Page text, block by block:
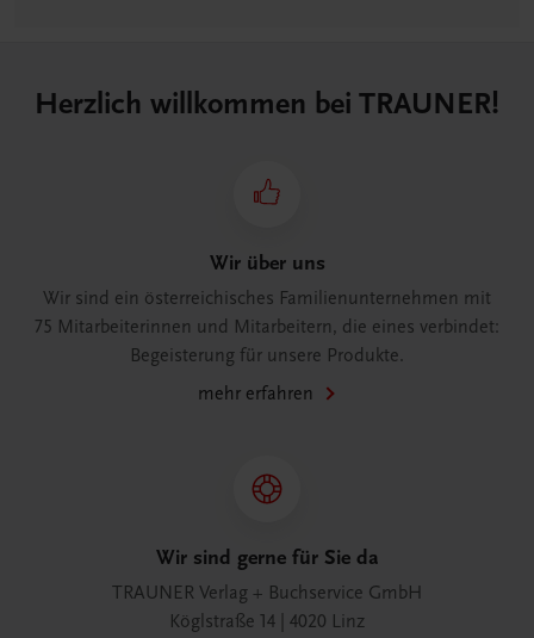
Herzlich willkommen bei TRAUNER!
Wir über uns
Wir sind ein österreichisches Familienunternehmen mit
75 Mitarbeiterinnen und Mitarbeitern, die eines verbindet:
Begeisterung für unsere Produkte.
mehr erfahren
Wir sind gerne für Sie da
TRAUNER Verlag + Buchservice GmbH
Köglstraße 14 | 4020 Linz